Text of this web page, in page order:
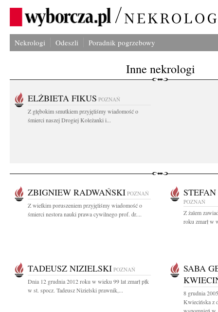
Nekrologi Odeszli Poradnik pogrzebowy
Inne nekrologi
ELŻBIETA FIKUS POZNAŃ
Z głębokim smutkiem przyjęliśmy wiadomość o
śmierci naszej Drogiej Koleżanki i...
ZBIGNIEW RADWAŃSKI POZNAŃ
Z wielkim poruszeniem przyjęliśmy wiadomość o
śmierci nestora nauki prawa cywilnego prof. dr....
POZNAŃ
Z żalem
roku zmarł w
TADEUSZ NIZIELSKI POZNAŃ
Dnia 12 grudnia 2012 roku w wieku 99 lat zmarł płk
w st. spocz. Tadeusz Nizielski prawnik,...
SABA
8 grudnia
Kwiecińska z